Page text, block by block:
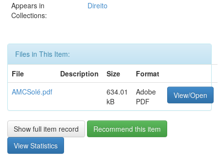
Appears in
Collections:
Direito
Files in This Item:
File
Description Size
Format
AMCSolé.pdf
634.01
kB
Adobe
PDF
View/Open
Show full item record
Recommend this item
View Statistics